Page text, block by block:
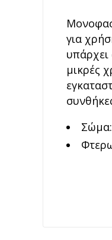
για
υπάρχει
μικρές